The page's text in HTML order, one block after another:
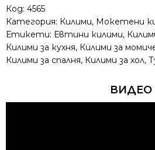
Код: 4565
Категория: Килими, Мокетени
Етикети: Евтини килими,
Килими за кухня, Килими за
Килими за спалня, Килими за хол,
ВИДЕО